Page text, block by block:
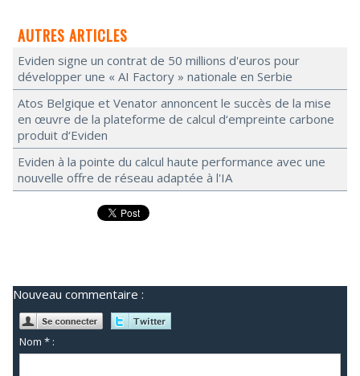
AUTRES ARTICLES
Eviden signe un contrat de 50 millions d'euros pour
développer une « AI Factory » nationale en Serbie
Atos Belgique et Venator annoncent le succès de la mise
en œuvre de la plateforme de calcul d‘empreinte carbone
produit d‘Eviden
Eviden à la pointe du calcul haute performance avec une
nouvelle offre de réseau adaptée à l'IA
Nouveau commentaire :
Nom * :